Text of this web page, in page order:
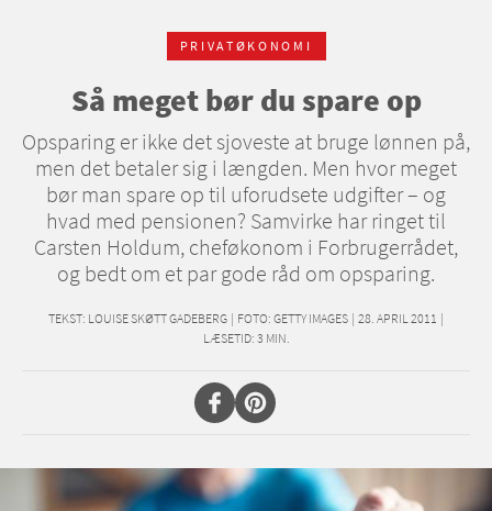
PRIVATØKONOMI
Så meget bør du spare op
Opsparing er ikke det sjoveste at bruge lønnen på,
men det betaler sig i længden. Men hvor meget
bør man spare op til uforudsete udgifter – og
hvad med pensionen? Samvirke har ringet til
Carsten Holdum, cheføkonom i Forbrugerrådet,
og bedt om et par gode råd om opsparing.
TEKST: LOUISE SKØTT GADEBERG | FOTO: GETTY IMAGES | 28. APRIL 2011 |
LÆSETID: 3 MIN.